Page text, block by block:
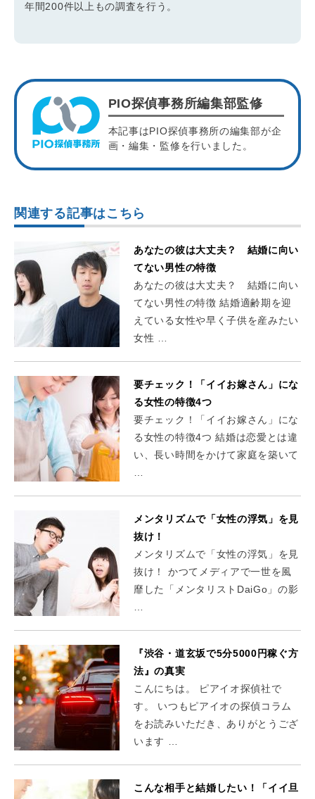
年間200件以上もの調査を行う。
PIO探偵事務所編集部監修
本記事はPIO探偵事務所の編集部が企
画・編集・監修を行いました。
関連する記事はこちら
あなたの彼は大丈夫？ 結婚に向い
てない男性の特徴
あなたの彼は大丈夫？ 結婚に向い
てない男性の特徴 結婚適齢期を迎
えている女性や早く子供を産みたい
女性 …
要チェック！「イイお嫁さん」にな
る女性の特徴4つ
要チェック！「イイお嫁さん」にな
る女性の特徴4つ 結婚は恋愛とは違
い、長い時間をかけて家庭を築いて
メンタリズムで「女性の浮気」を見
抜け！
メンタリズムで「女性の浮気」を見
抜け！ かつてメディアで一世を風
靡した「メンタリストDaiGo」の影
『渋谷・道玄坂で5分5000円稼ぐ方
法』の真実
こんにちは。 ピアイオ探偵社で
す。 いつもピアイオの探偵コラム
をお読みいただき、ありがとうござ
います …
こんな相手と結婚したい！「イイ旦